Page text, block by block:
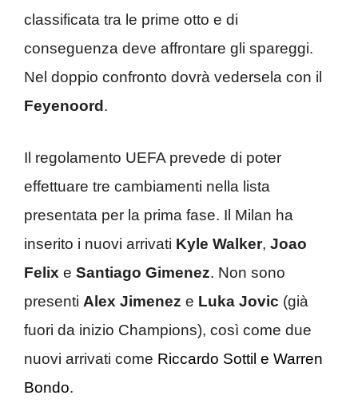
classificata tra le prime otto e di
conseguenza deve affrontare gli spareggi.
Nel doppio confronto dovrà vedersela con il
Feyenoord .
Il regolamento UEFA prevede di poter
effettuare tre cambiamenti nella lista
presentata per la prima fase. Il Milan ha
inserito i nuovi arrivati Kyle Walker, Joao
Felix e Santiago Gimenez. Non sono
presenti Alex Jimenez e Luka Jovic (già
fuori da inizio Champions), così come due
nuovi arrivati come Riccardo Sottil e Warren
Bondo.